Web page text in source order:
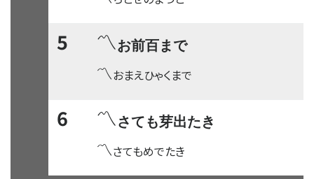
5 〽お前百まで
〽おまえひゃくまで
6 〽さても芽出たき
〽さてもめでたき